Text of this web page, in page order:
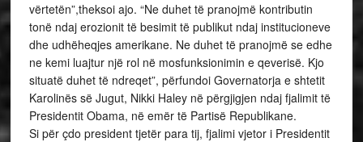
vërtetën”,theksoi ajo. “Ne duhet të pranojmë kontributin
tonë ndaj erozionit të besimit të publikut ndaj institucioneve
dhe udhëheqjes amerikane. Ne duhet të pranojmë se edhe
ne kemi luajtur një rol në mosfunksionimin e qeverisë. Kjo
situatë duhet të ndreqet”, përfundoi Governatorja e shtetit
Karolinës së Jugut, Nikki Haley në përgjigjen ndaj fjalimit të
Presidentit Obama, në emër të Partisë Republikane.
Si për çdo president tjetër para tij, fjalimi vjetor i Presidentit